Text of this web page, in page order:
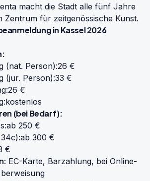
macht die Stadt alle fünf Jahre
Zentrum für zeitgenössische Kunst.
in Kassel 2026
(nat. Person):26 €
(jur. Person):33 €
26 €
kostenlos
(bei Bedarf):
ab 250 €
ab 300 €
€
EC-Karte, Barzahlung, bei Online-